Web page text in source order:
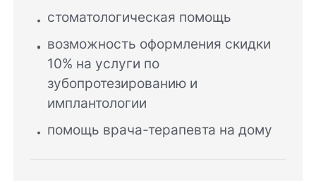
стоматологическая помощь
возможность оформления скидки
10% на услуги по
зубопротезированию и
имплантологии
помощь врача-терапевта на дому